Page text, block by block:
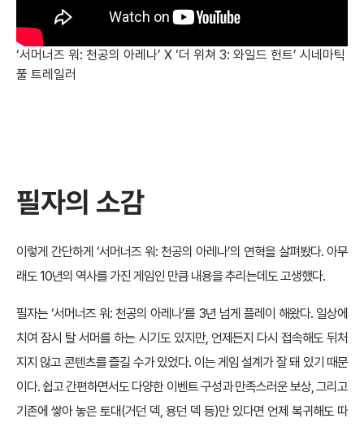
‘서머너즈 워: 천공의 아레나’ X ‘더 위쳐 3: 와일드 헌트’ 시네마틱
풀 트레일러
필자의 소감
이렇게 간단하게 ‘서머너즈 워: 천공의 아레나’의 연혁을 살펴봤다. 아무
래도 10년의 역사를 가진 게임인 만큼 내용을 추리는데도 고생했다.
필자는 ‘서머너즈 워: 천공의 아레나’를 3년 넘게 플레이 해왔다. 일상에
치여 잠시 탈 서머를 하는 시기도 있지만, 언제든지 다시 접속해도 뒤처
지지 않고 콘텐츠를 즐길 수가 있었다. 이는 게임 설계가 잘 돼 있기 때문
이다. 쉽고 간편하면서도 다양한 이벤트 구성과 만족스러운 보상, 그리고
기존에 쌓아 놓은 토대(거던 덱, 용던 덱 등)만 있다면 언제 복귀해도 따